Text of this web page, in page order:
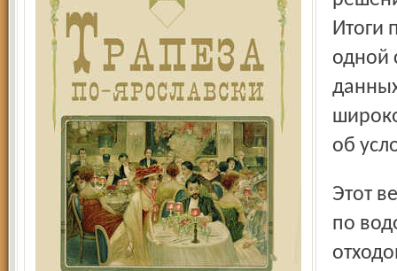
Итоги
одной
об
Этот весьма обстоятельный раздел с вопросами не только
по